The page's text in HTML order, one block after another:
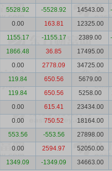
5528.92 -5528.92 14543.00
0.00 163.81 12325.00
1155.17 -1155.17 2389.00
1866.48 36.85 17495.00
0.00 2778.09 34725.00
119.84 650.56 5679.00
119.84 650.56 5258.00
0.00 615.41 23434.00
0.00 750.52 18164.00
553.56 -553.56 27898.00
0.00 2594.97 52050.00
1349.09 -1349.09 34663.00